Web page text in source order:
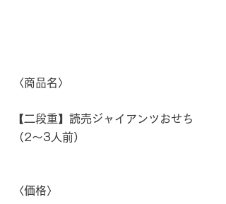
〈商品名〉
【二段重】読売ジャイアンツおせち
（2～3人前）
〈価格〉